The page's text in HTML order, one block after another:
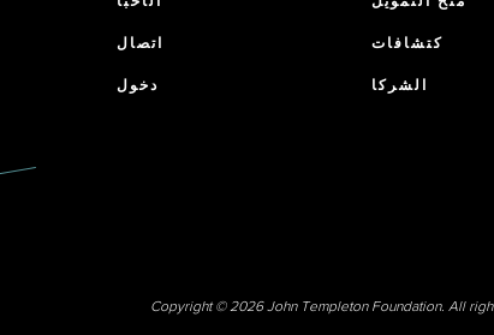
اتصال
دخول
كتشافات
الشركا
Copyright © 2026 John Templeton Foundation. All